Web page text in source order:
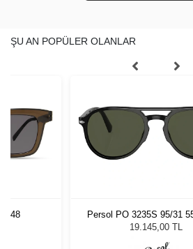
ŞU AN POPÜLER OLANLAR
48
Persol PO 3235S 95/31
Güneş Gözlüğü
19.145,00 TL